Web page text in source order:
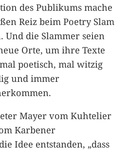
des Publikums mache
Reiz beim Poetry Slam
Und die Slammer seien
Orte, um ihre Texte
poetisch, mal witzig
und immer
Mayer vom Kuhtelier
Karbener
Idee entstanden, „dass